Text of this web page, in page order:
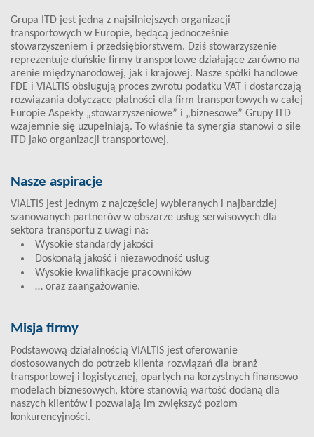
Grupa ITD jest jedną z najsilniejszych organizacji
transportowych w Europie, będącą jednocześnie
stowarzyszeniem i przedsiębiorstwem. Dziś stowarzyszenie
reprezentuje duńskie firmy transportowe działające zarówno na
arenie międzynarodowej, jak i krajowej. Nasze spółki handlowe
FDE i VIALTIS obsługują proces zwrotu podatku VAT i dostarczają
rozwiązania dotyczące płatności dla firm transportowych w całej
Europie Aspekty „stowarzyszeniowe” i „biznesowe” Grupy ITD
wzajemnie się uzupełniają. To właśnie ta synergia stanowi o sile
ITD jako organizacji transportowej.
Nasze aspiracje
VIALTIS jest jednym z najczęściej wybieranych i najbardziej
szanowanych partnerów w obszarze usług serwisowych dla
sektora transportu z uwagi na:
Wysokie standardy jakości
Doskonałą jakość i niezawodność usług
Wysokie kwalifikacje pracowników
… oraz zaangażowanie.
Misja firmy
Podstawową działalnością VIALTIS jest oferowanie
dostosowanych do potrzeb klienta rozwiązań dla branż
transportowej i logistycznej, opartych na korzystnych finansowo
modelach biznesowych, które stanowią wartość dodaną dla
naszych klientów i pozwalają im zwiększyć poziom
konkurencyjności.